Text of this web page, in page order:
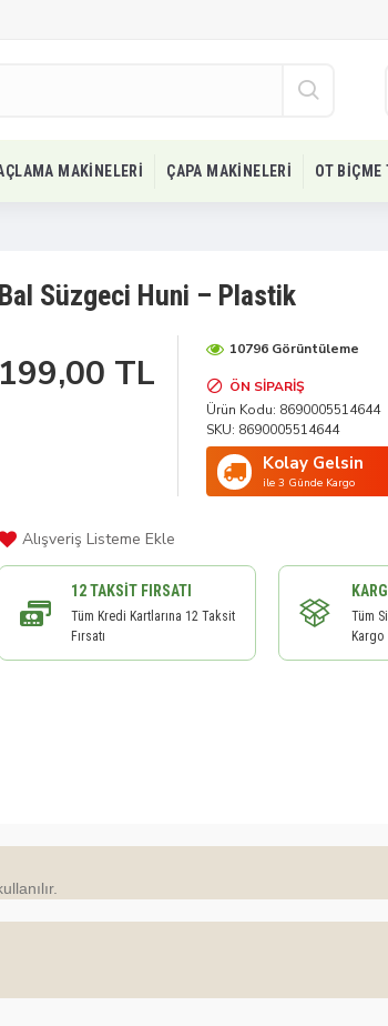
MAKINELERI ÇAPA MAKINELERI OT BIÇME
Bal Süzgeci Huni – Plastik
199,00 TL
ÖN SIPARIŞ
Ürün Kodu: 8690005514644
SKU: 8690005514644
Kolay Gelsin
ile 3 Günde Kargo
10796 Görüntüleme
Alışveriş Listeme Ekle
12 TAKSIT FIRSATI
Tüm Kredi Kartlarına 12 Taksit
Fırsatı
Tüm
Kargo